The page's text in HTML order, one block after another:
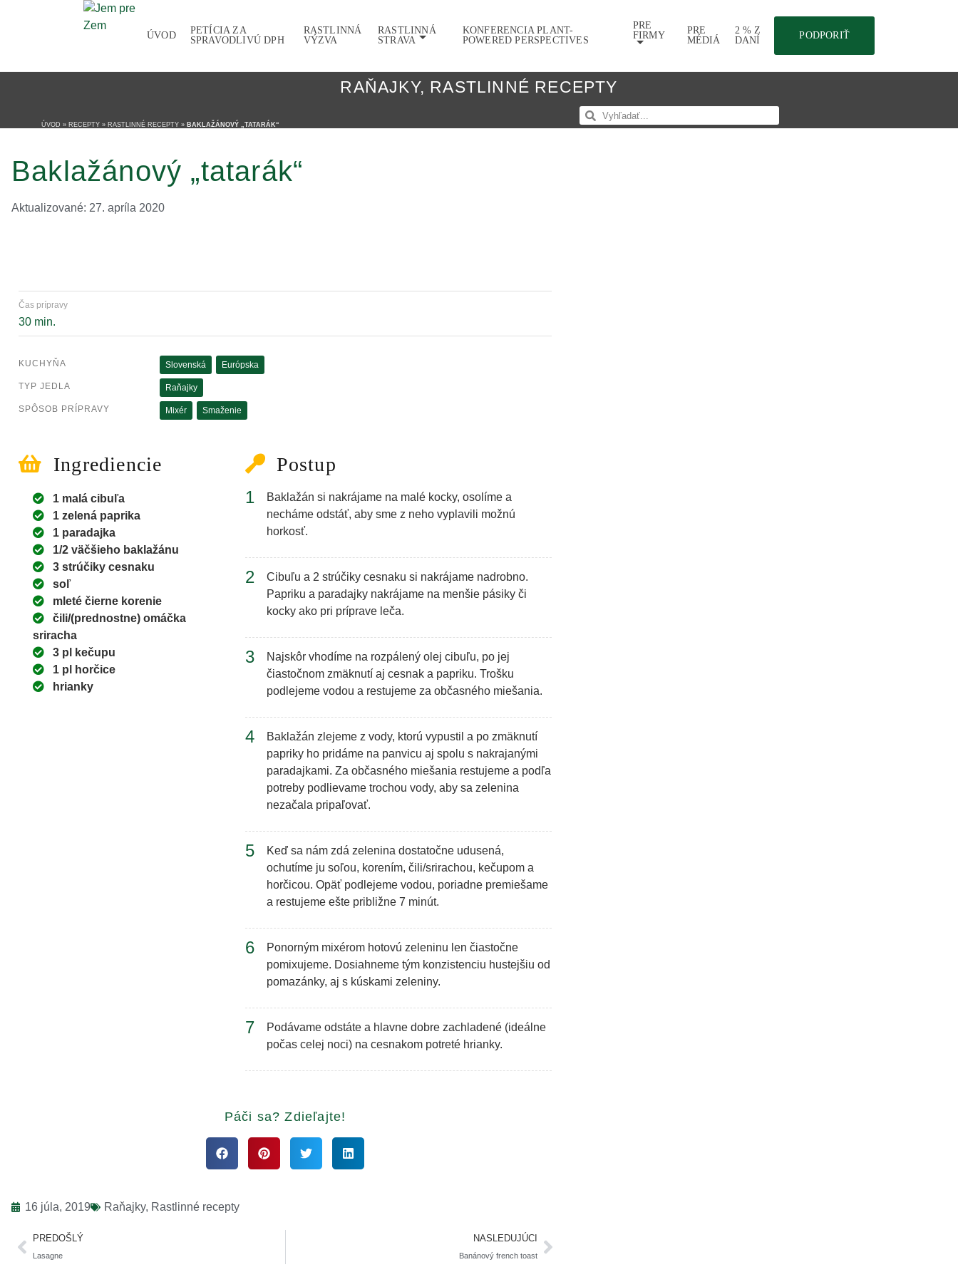
ÚVOD
PETÍCIA ZA
SPRAVODLIVÚ DPH
RASTLINNÁ
VÝZVA
RASTLINNÁ
STRAVA
KONFERENCIA PLANT-
POWERED PERSPECTIVES
PRE
FIRMY
PRE
MÉDIÁ
2 % Z
DANÍ
PODPORIŤ
RAŇAJKY, RASTLINNÉ RECEPTY
ÚVOD » RECEPTY» RASTLINNÉ RECEPTY» BAKLAŽÁNOVÝ „TATARÁK“
Baklažánový „tatarák“
Aktualizované: 27. apríla 2020
Čas prípravy
30 min.
KUCHYŇA Slovenská Európska
TYP JEDLA Raňajky
SPÔSOB PRÍPRAVY Mixér Smaženie
Ingrediencie
1 malá cibuľa
1 zelená paprika
1 paradajka
1/2 väčšieho baklažánu
3 strúčiky cesnaku
soľ
mleté čierne korenie
čili/(prednostne) omáčka
sriracha
3 pl kečupu
1 pl horčice
hrianky
Postup
1
Baklažán si nakrájame na malé kocky, osolíme a
necháme odstáť, aby sme z neho vyplavili možnú
horkosť.
2
Cibuľu a 2 strúčiky cesnaku si nakrájame nadrobno.
Papriku a paradajky nakrájame na menšie pásiky či
kocky ako pri príprave leča.
3
Najskôr vhodíme na rozpálený olej cibuľu, po jej
čiastočnom zmäknutí aj cesnak a papriku. Trošku
podlejeme vodou a restujeme za občasného miešania.
4
Baklažán zlejeme z vody, ktorú vypustil a po zmäknutí
papriky ho pridáme na panvicu aj spolu s nakrajanými
paradajkami. Za občasného miešania restujeme a podľa
potreby podlievame trochou vody, aby sa zelenina
nezačala pripaľovať.
5
Keď sa nám zdá zelenina dostatočne udusená,
ochutíme ju soľou, korením, čili/srirachou, kečupom a
horčicou. Opäť podlejeme vodou, poriadne premiešame
a restujeme ešte približne 7 minút.
6
Ponorným mixérom hotovú zeleninu len čiastočne
pomixujeme. Dosiahneme tým konzistenciu hustejšiu od
pomazánky, aj s kúskami zeleniny.
7
Podávame odstáte a hlavne dobre zachladené (ideálne
počas celej noci) na cesnakom potreté hrianky.
Páči sa? Zdieľajte!
16 júla, 2019 Raňajky, Rastlinné recepty
PREDOŠLÝ
Lasagne
NASLEDUJÚCI
Banánový french toast